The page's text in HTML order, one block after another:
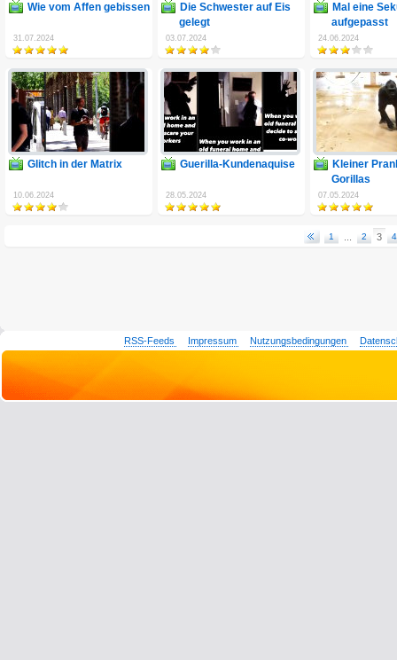
Wie vom Affen gebissen
31.07.2024
Die Schwester auf Eis
gelegt
03.07.2024
Mal eine
aufgepasst
24.06.2024
Glitch in der Matrix
10.06.2024
Guerilla-Kundenaquise
28.05.2024
Kleiner
Gorillas
07.05.2024
1 2 3 4
RSS-Feeds Impressum Nutzungsbedingungen